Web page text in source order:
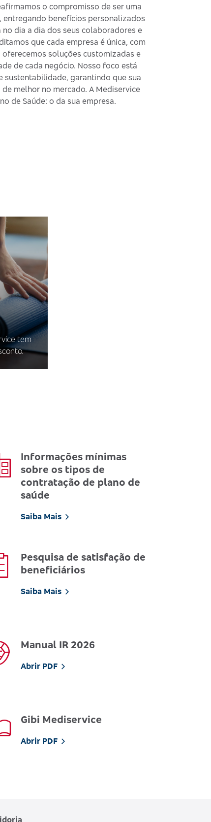
o compromisso de ser uma
entregando benefícios personalizados
dia a dia dos seus colaboradores e
que cada empresa é única, com
soluções customizadas e
de cada negócio. Nosso foco está
sustentabilidade, garantindo que sua
melhor no mercado. A Mediservice
de Saúde: o da sua empresa.
tem
Informações mínimas
sobre os tipos de
contratação de plano de
saúde
Saiba Mais
Pesquisa de satisfação de
beneficiários
Saiba Mais
Manual IR 2026
Abrir PDF
Gibi Mediservice
Abrir PDF